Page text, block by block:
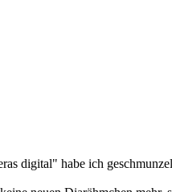
digital" habe ich